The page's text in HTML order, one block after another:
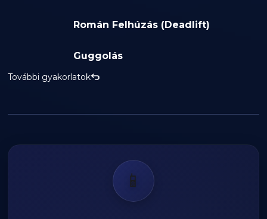
Román Felhúzás (Deadlift)
Guggolás
További gyakorlatok
📱